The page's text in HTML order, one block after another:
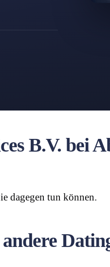
B.V. bei
dagegen tun können.